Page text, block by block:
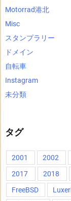
Motorrad港北
Misc
スタンプラリー
ドメイン
自転車
Instagram
未分類
タグ
2001 2002
2017
2018
FreeBSD